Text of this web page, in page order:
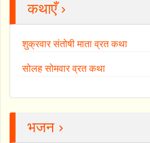
कथाएँ ›
शुक्रवार संतोषी माता व्रत कथा
सोलह सोमवार व्रत कथा
भजन ›